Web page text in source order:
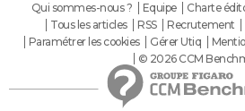
Qui sommes-nous ? Equipe Charte
Tous les articles
RSS Recrutement
Paramétrer les cookies
Gérer Utiq
© 2026 CCM